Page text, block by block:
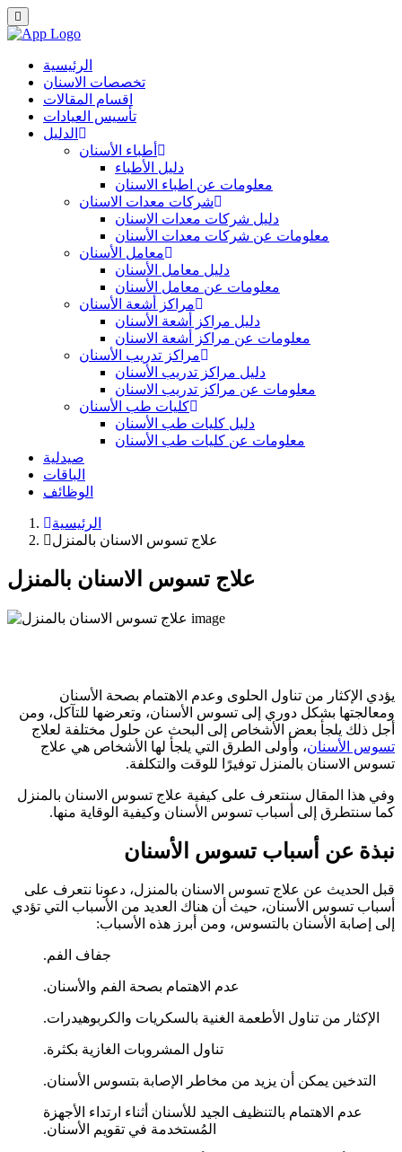
الرئيسية
تخصصات الاسنان
اقسام المقالات
تأسيس العيادات
الدليل
أطباء الأسنان
دليل الأطباء
معلومات عن اطباء الاسنان
شركات معدات الاسنان
دليل شركات معدات الاسنان
معلومات عن شركات معدات الأسنان
معامل الأسنان
دليل معامل الأسنان
معلومات عن معامل الأسنان
مراكز أشعة الأسنان
دليل مراكز أشعة الأسنان
معلومات عن مراكز أشعة الاسنان
مراكز تدريب الأسنان
دليل مراكز تدريب الأسنان
معلومات عن مراكز تدريب الاسنان
كليات طب الأسنان
دليل كليات طب الأسنان
معلومات عن كليات طب الأسنان
صيدلية
الباقات
الوظائف
الرئيسية
علاج تسوس الاسنان بالمنزل
علاج تسوس الاسنان بالمنزل
يؤدي الإكثار من تناول الحلوى وعدم الاهتمام بصحة الأسنان
ومعالجتها بشكل دوري إلى تسوس الأسنان، وتعرضها للتآكل، ومن
أجل ذلك يلجأ بعض الأشخاص إلى البحث عن حلول مختلفة لعلاج
تسوس الأسنان، وأولى الطرق التي يلجأ لها الأشخاص هي علاج
تسوس الاسنان بالمنزل توفيرًا للوقت والتكلفة.
وفي هذا المقال سنتعرف على كيفية علاج تسوس الاسنان بالمنزل
كما سنتطرق إلى أسباب تسوس الأسنان وكيفية الوقاية منها.
نبذة عن أسباب تسوس الأسنان
قبل الحديث عن علاج تسوس الاسنان بالمنزل، دعونا نتعرف على
أسباب تسوس الأسنان، حيث أن هناك العديد من الأسباب التي تؤدي
إلى إصابة الأسنان بالتسوس، ومن أبرز هذه الأسباب:
جفاف الفم.
عدم الاهتمام بصحة الفم والأسنان.
الإكثار من تناول الأطعمة الغنية بالسكريات والكربوهيدرات.
تناول المشروبات الغازية بكثرة.
التدخين يمكن أن يزيد من مخاطر الإصابة بتسوس الأسنان.
عدم الاهتمام بالتنظيف الجيد للأسنان أثناء ارتداء الأجهزة
المُستخدمة في تقويم الأسنان.